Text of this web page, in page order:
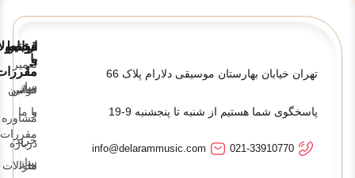
تهران خیابان بهارستان موسیقی دلارام پلاک 66
پاسخگوی شما هستیم از شنبه تا پنجشنبه 9-19
021-33910770
info@delarammusic.com
تعمیر
ساز
مشاوره
خرید
ساز
قوانین
و
قوانین
و
مقررات
سوالات
ارتباط
با
ما
تماس
با ما
درباره
ما